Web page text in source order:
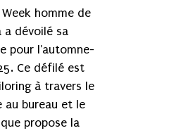
homme de
a dévoilé sa
pour l'automne-
Ce défilé est
à travers le
au bureau et le
propose la